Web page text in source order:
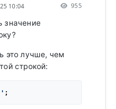
10:04 955
значение
это лучше, чем
строкой: